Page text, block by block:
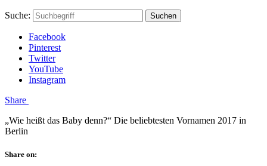
Skip
content
Hauptstadtmutti
Schließen
Search
Schließen
Suche: Suchen
Facebook
Pinterest
Twitter
YouTube
Instagram
Menü
Share
„Wie heißt das Baby denn?“ Die beliebtesten Vornamen 2017 in
Berlin
Schließen
Share on: